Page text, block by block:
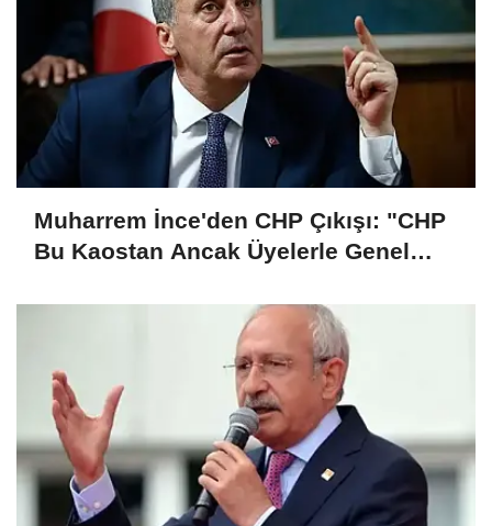
Muharrem İnce'den CHP Çıkışı: "CHP
Bu Kaostan Ancak Üyelerle Genel